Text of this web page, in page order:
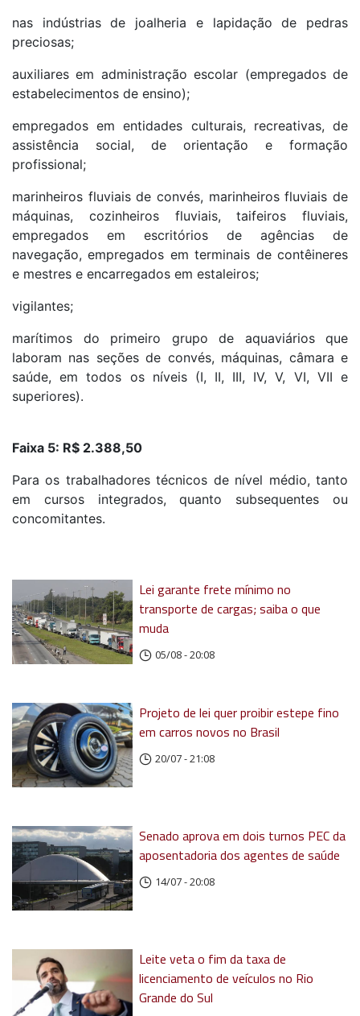
nas indústrias de joalheria e lapidação de pedras
preciosas;
auxiliares em administração escolar (empregados de
estabelecimentos de ensino);
empregados em entidades culturais, recreativas, de
assistência social, de orientação e formação
profissional;
marinheiros fluviais de convés, marinheiros fluviais de
máquinas, cozinheiros fluviais, taifeiros fluviais,
empregados em escritórios de agências de
navegação, empregados em terminais de contêineres
e mestres e encarregados em estaleiros;
vigilantes;
marítimos do primeiro grupo de aquaviários que
laboram nas seções de convés, máquinas, câmara e
saúde, em todos os níveis (I, II, III, IV, V, VI, VII e
superiores).
Faixa 5: R$ 2.388,50
Para os trabalhadores técnicos de nível médio, tanto
em cursos integrados, quanto subsequentes ou
concomitantes.
Lei garante frete mínimo no
transporte de cargas; saiba o que
muda
05/08 - 20:08
Projeto de lei quer proibir estepe fino
em carros novos no Brasil
20/07 - 21:08
Senado aprova em dois turnos PEC da
aposentadoria dos agentes de saúde
14/07 - 20:08
Leite veta o fim da taxa de
licenciamento de veículos no Rio
Grande do Sul